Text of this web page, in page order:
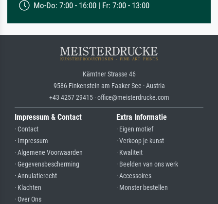
Mo-Do: 7:00 - 16:00 | Fr: 7:00 - 13:00
Kärntner Strasse 46
9586 Finkenstein am Faaker See · Austria
+43 4257 29415 · office@meisterdrucke.com
Impressum & Contact
· Contact
· Impressum
· Algemene Voorwaarden
· Gegevensbescherming
· Annulatierecht
· Klachten
· Over Ons
Extra Informatie
· Eigen motief
· Verkoop je kunst
· Kwaliteit
· Beelden van ons werk
· Accessoires
· Monster bestellen